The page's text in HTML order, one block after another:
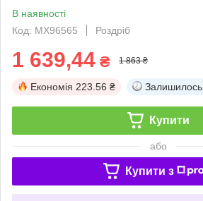
В наявності
Код: MX96565
Роздріб
1 639,44 ₴ 1 863 ₴
Економія 223.56 ₴ Залишилось
Купити
або
Купити з